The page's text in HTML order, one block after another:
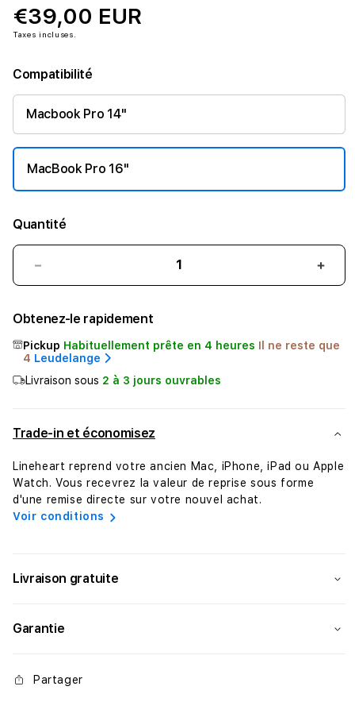
€39,00 EUR
Taxes incluses.
Compatibilité
Macbook Pro 14''
MacBook Pro 16''
Quantité
Réduire
la
de
Lineheart
Shell
Glossy
Coque
MacBook
Pro
M1/M2/M3/M4
•
Transparent
la
Shell
Pro
M1/
Obtenez-le rapidement
Pickup Habituellement prête en 4 heures Il ne reste que
4 Leudelange
Livraison sous 2 à 3 jours ouvrables
Trade-in et économisez
Lineheart reprend votre ancien Mac, iPhone, iPad ou Apple
Watch. Vous recevrez la valeur de reprise sous forme
d'une remise directe sur votre nouvel achat.
Voir conditions
Livraison gratuite
Garantie
Partager